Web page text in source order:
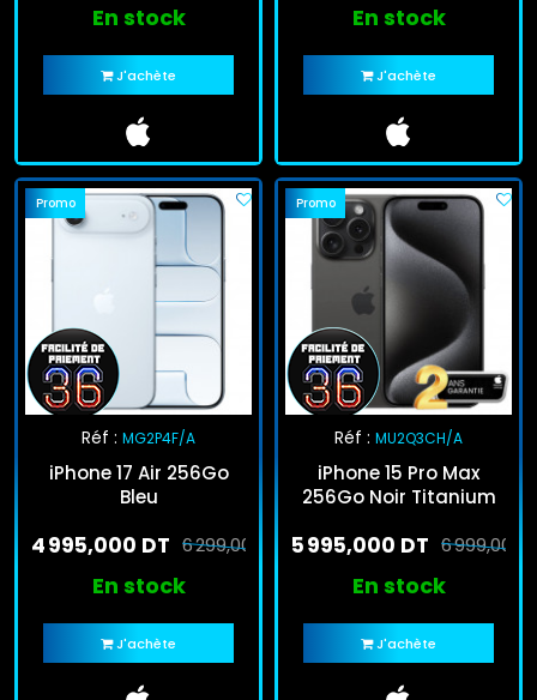
En stock
J'achète
En stock
J'achète
Promo
Réf : MG2P4F/A
iPhone 17 Air 256Go
Bleu
6 299,000 DT
4 995,000 DT
En stock
J'achète
Promo
Réf : MU2Q3CH/A
iPhone 15 Pro Max
256Go Noir Titanium
6 999,000
5 995,000 DT
En stock
J'achète